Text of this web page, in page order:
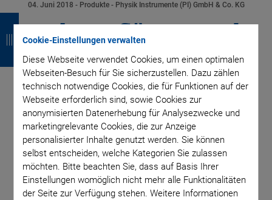
Cookie-Einstellungen verwalten
Diese Webseite verwendet Cookies, um einen optimalen
Webseiten-Besuch für Sie sicherzustellen. Dazu zählen
technisch notwendige Cookies, die für Funktionen auf der
Webseite erforderlich sind, sowie Cookies zur
anonymisierten Datenerhebung für Analysezwecke und
marketingrelevante Cookies, die zur Anzeige
personalisierter Inhalte genutzt werden. Sie können
selbst entscheiden, welche Kategorien Sie zulassen
möchten. Bitte beachten Sie, dass auf Basis Ihrer
Einstellungen womöglich nicht mehr alle Funktionalitäten
der Seite zur Verfügung stehen. Weitere Informationen
04. Juni 2018 - Produkte - Physik Instrumente (PI) GmbH & Co. KG
Hohe Auflösung und
einfache Integration:
Robuste und
langlebige
Lineartische für die
Industrie
Z
u
r
ü
c
k
Z
u
r
ü
c
k
Z
u
r
ü
c
k
Z
u
r
ü
c
k